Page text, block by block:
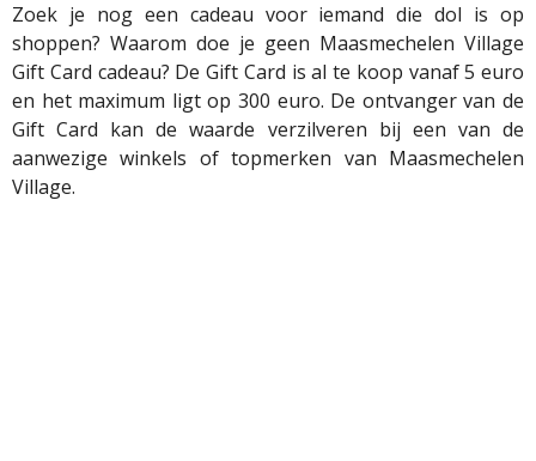
Zoek je nog een cadeau voor iemand die dol is op
shoppen? Waarom doe je geen Maasmechelen Village
Gift Card cadeau? De Gift Card is al te koop vanaf 5 euro
en het maximum ligt op 300 euro. De ontvanger van de
Gift Card kan de waarde verzilveren bij een van de
aanwezige winkels of topmerken van Maasmechelen
Village.